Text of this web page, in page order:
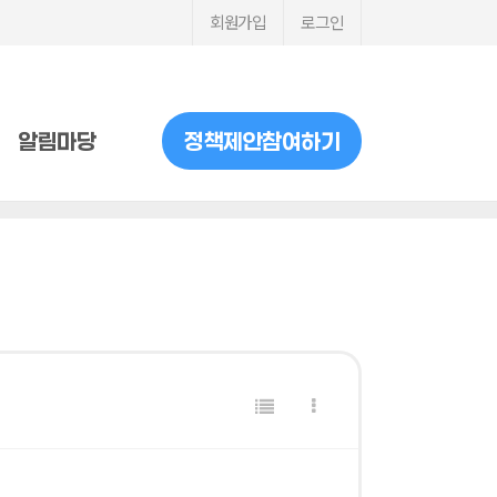
회원가입 로그인
알림마당 정책제안참여하기